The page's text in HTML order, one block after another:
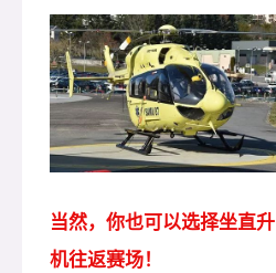
当然，你也可以选择坐直升
机往返赛场！